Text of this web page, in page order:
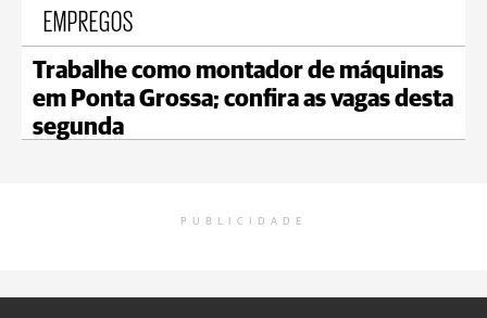
EMPREGOS
Trabalhe como montador de máquinas
em Ponta Grossa; confira as vagas desta
segunda
PUBLICIDADE